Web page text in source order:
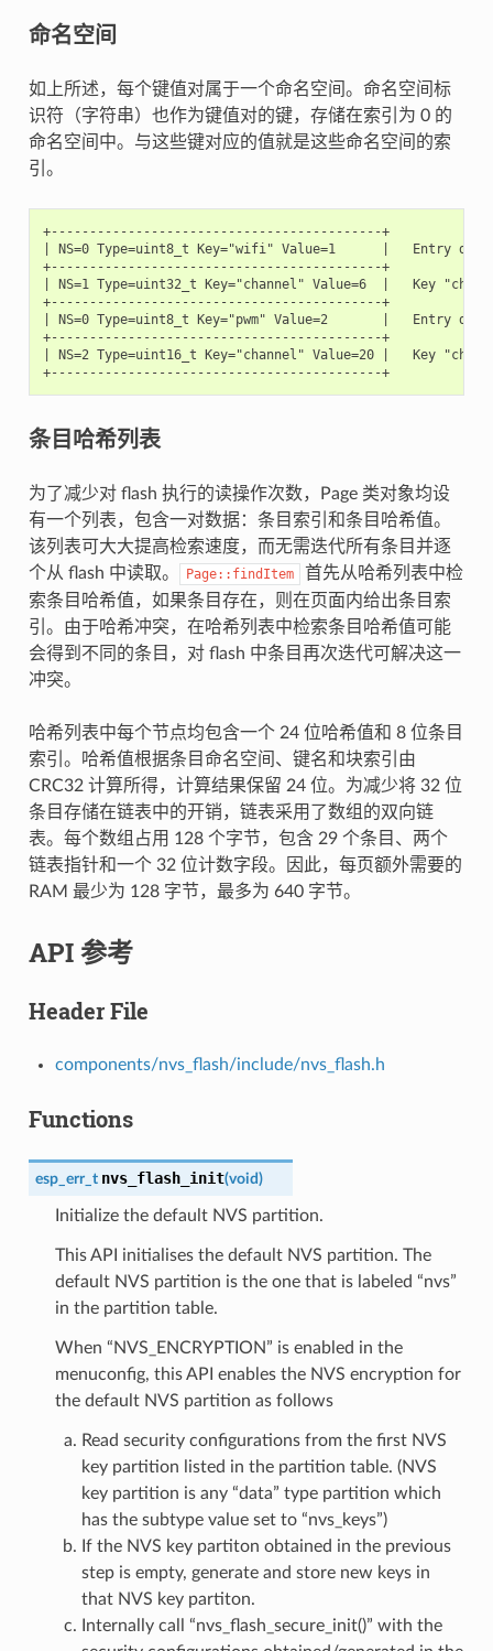
命名空间
如上所述，每个键值对属于一个命名空间。命名空间标
识符（字符串）也作为键值对的键，存储在索引为 0 的
命名空间中。与这些键对应的值就是这些命名空间的索
引。
+-------------------------------------------+
| NS=0 Type=uint8_t Key="wifi" Value=1      |   Entry
+-------------------------------------------+
| NS=1 Type=uint32_t Key="channel" Value=6  |   Key
+-------------------------------------------+
| NS=0 Type=uint8_t Key="pwm" Value=2       |   Entry
+-------------------------------------------+
| NS=2 Type=uint16_t Key="channel" Value=20 |   Key
+-------------------------------------------+
条目哈希列表
为了减少对 flash 执行的读操作次数，Page 类对象均设
有一个列表，包含一对数据：条目索引和条目哈希值。
该列表可大大提高检索速度，而无需迭代所有条目并逐
个从 flash 中读取。
Page::findItem
首先从哈希列表中检
索条目哈希值，如果条目存在，则在页面内给出条目索
引。由于哈希冲突，在哈希列表中检索条目哈希值可能
会得到不同的条目，对 flash 中条目再次迭代可解决这一
冲突。
哈希列表中每个节点均包含一个 24 位哈希值和 8 位条目
索引。哈希值根据条目命名空间、键名和块索引由
CRC32 计算所得，计算结果保留 24 位。为减少将 32 位
条目存储在链表中的开销，链表采用了数组的双向链
表。每个数组占用 128 个字节，包含 29 个条目、两个
链表指针和一个 32 位计数字段。因此，每页额外需要的
RAM 最少为 128 字节，最多为 640 字节。
API 参考
Header File
components/nvs_flash/include/nvs_flash.h
Functions
esp_err_t nvs_flash_init(void)
Initialize the default NVS partition.
This API initialises the default NVS partition. The
default NVS partition is the one that is labeled “nvs”
in the partition table.
When “NVS_ENCRYPTION” is enabled in the
menuconfig, this API enables the NVS encryption for
the default NVS partition as follows
Read security configurations from the first NVS
key partition listed in the partition table. (NVS
key partition is any “data” type partition which
has the subtype value set to “nvs_keys”)
If the NVS key partiton obtained in the previous
step is empty, generate and store new keys in
that NVS key partiton.
Internally call “nvs_flash_secure_init()” with the